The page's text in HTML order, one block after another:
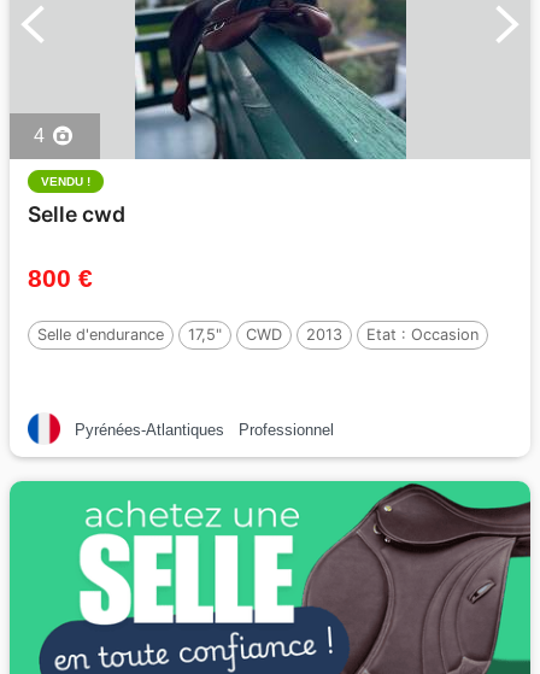
4
VENDU !
Selle cwd
800 €
Selle d'endurance 17,5" CWD 2013 Etat : Occasion
Pyrénées-Atlantiques Professionnel